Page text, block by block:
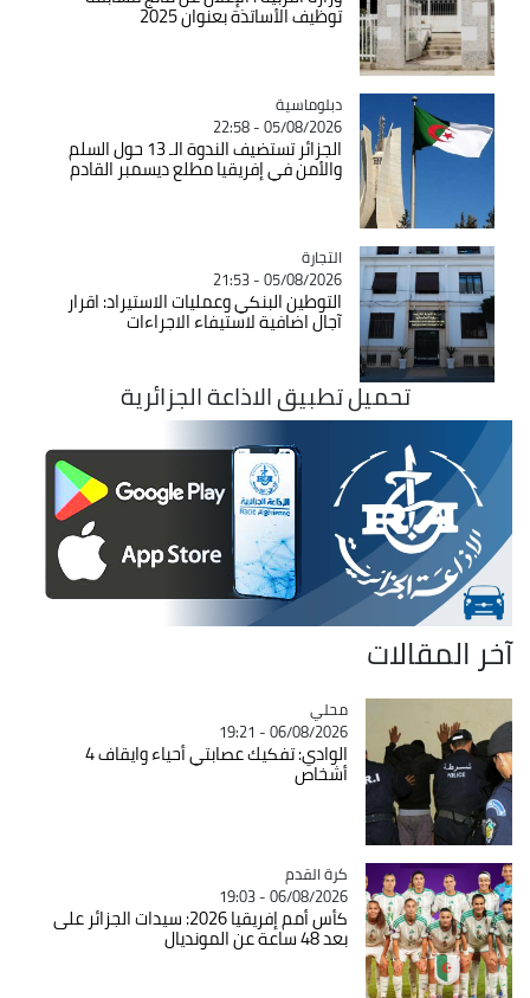
توظيف الأساتذة بعنوان 2025
Catégorie
دبلوماسية
05/08/2026 - 22:58
الجزائر تستضيف الندوة الـ 13 حول السلم
والأمن في إفريقيا مطلع ديسمبر القادم
Catégorie
التجارة
05/08/2026 - 21:53
التوطين البنكي وعمليات الاستيراد: اقرار
آجال اضافية لاستيفاء الاجراءات
تحميل تطبيق الاذاعة الجزائرية
آخر المقالات
Catégorie
محلي
06/08/2026 - 19:21
الوادي: تفكيك عصابتي أحياء وايقاف 4
أشخاص
Catégorie
كرة القدم
06/08/2026 - 19:03
كأس أمم إفريقيا 2026: سيدات الجزائر على
بعد 48 ساعة عن المونديال